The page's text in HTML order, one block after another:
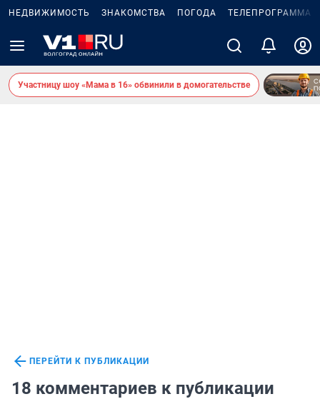
НЕДВИЖИМОСТЬ ЗНАКОМСТВА ПОГОДА ТЕЛЕПРОГРАММА
Участницу шоу «Мама в 16» обвинили в домогательстве
ПЕРЕЙТИ К ПУБЛИКАЦИИ
18 комментариев к публикации